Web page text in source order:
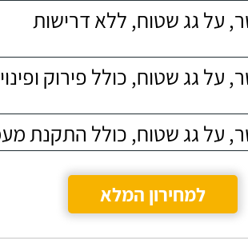
דוד שמש, 120 ליטר, על גג שטוח, ללא דרישות
דוד שמש, 120 ליטר, על גג שטוח, כולל פירוק ופינוי
למחירון המלא